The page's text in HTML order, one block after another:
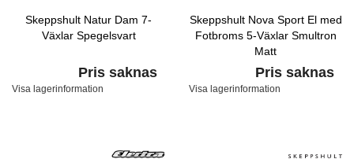
Skeppshult Natur Dam 7-
Växlar Spegelsvart
Pris saknas
Visa lagerinformation
Skeppshult Nova Sport El med
Fotbroms 5-Växlar Smultron
Matt
Pris saknas
Visa lagerinformation